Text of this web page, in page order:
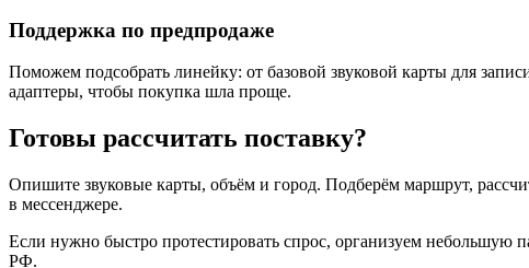
Поддержка по предпродаже
Поможем подсобрать линейку: от базовой звуковой карты для
адаптеры, чтобы покупка шла проще.
Готовы рассчитать поставку?
Опишите звуковые карты, объём и город. Подберём маршрут,
в мессенджере.
Если нужно быстро протестировать спрос, организуем небольшую
РФ.